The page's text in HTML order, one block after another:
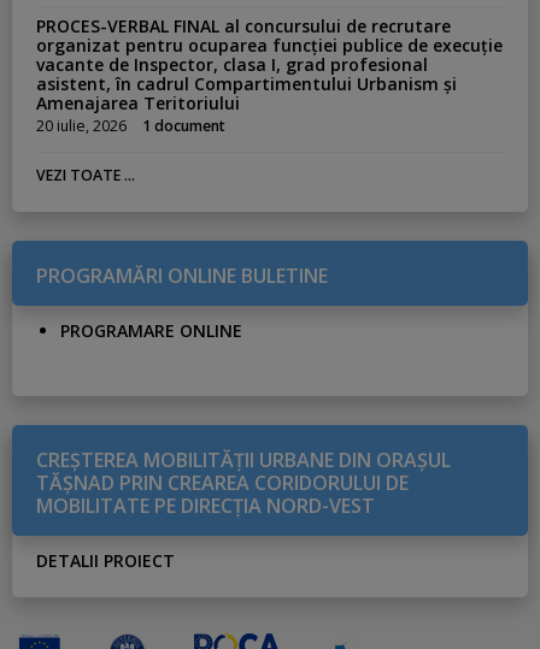
PROCES-VERBAL FINAL al concursului de recrutare
organizat pentru ocuparea funcției publice de execuție
vacante de Inspector, clasa I, grad profesional
asistent, în cadrul Compartimentului Urbanism și
Amenajarea Teritoriului
20 iulie, 2026 1 document
VEZI TOATE ...
PROGRAMĂRI ONLINE BULETINE
PROGRAMARE ONLINE
CREŞTEREA MOBILITĂŢII URBANE DIN ORAŞUL
TĂŞNAD PRIN CREAREA CORIDORULUI DE
MOBILITATE PE DIRECŢIA NORD-VEST
DETALII PROIECT